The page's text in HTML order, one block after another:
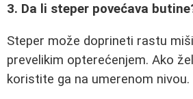
3. Da li steper povećava
Steper može doprineti rastu
prevelikim opterećenjem. Ako
koristite ga na umerenom nivou.